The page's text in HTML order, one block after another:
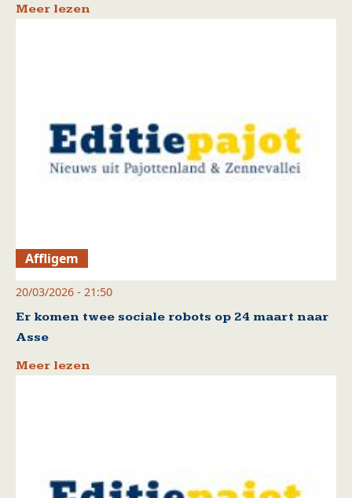
Meer lezen
Affligem
20/03/2026 - 21:50
Er komen twee sociale robots op 24 maart naar
Asse
Meer lezen